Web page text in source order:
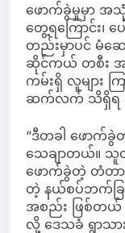
ဖောက်ခွဲမှုမှာ အသုံ
တွေ့ရကြောင်း၊
တည်းမှာပင် မံဆ
ဆိုင်ကယ် တစီး အ
ကမ်းရှိ လူများ က
ဆက်လက် သိရှိရ
“ဒီတခါ ဖော
သေချာတယ်။ သူ
ဖောက်ခွဲတဲ့ တံတ
တဲ့ နယ်စပ်ဘက်ခ
အစည်း ဖြစ်တယ်
လို့ ဒေသခံ ရွာသာ